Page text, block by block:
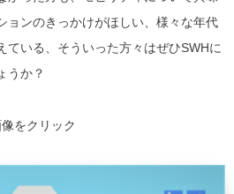
ョンのきっかけがほしい、様々な年代
ている、そういった方々はぜひSWHに
うか？
をクリック